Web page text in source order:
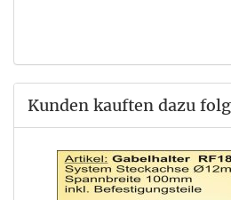
Kunden kauften dazu